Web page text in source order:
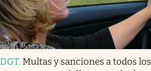
DGT. Multas y sanciones a todos